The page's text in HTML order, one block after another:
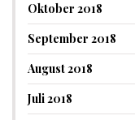
Oktober 2018
September 2018
August 2018
Juli 2018